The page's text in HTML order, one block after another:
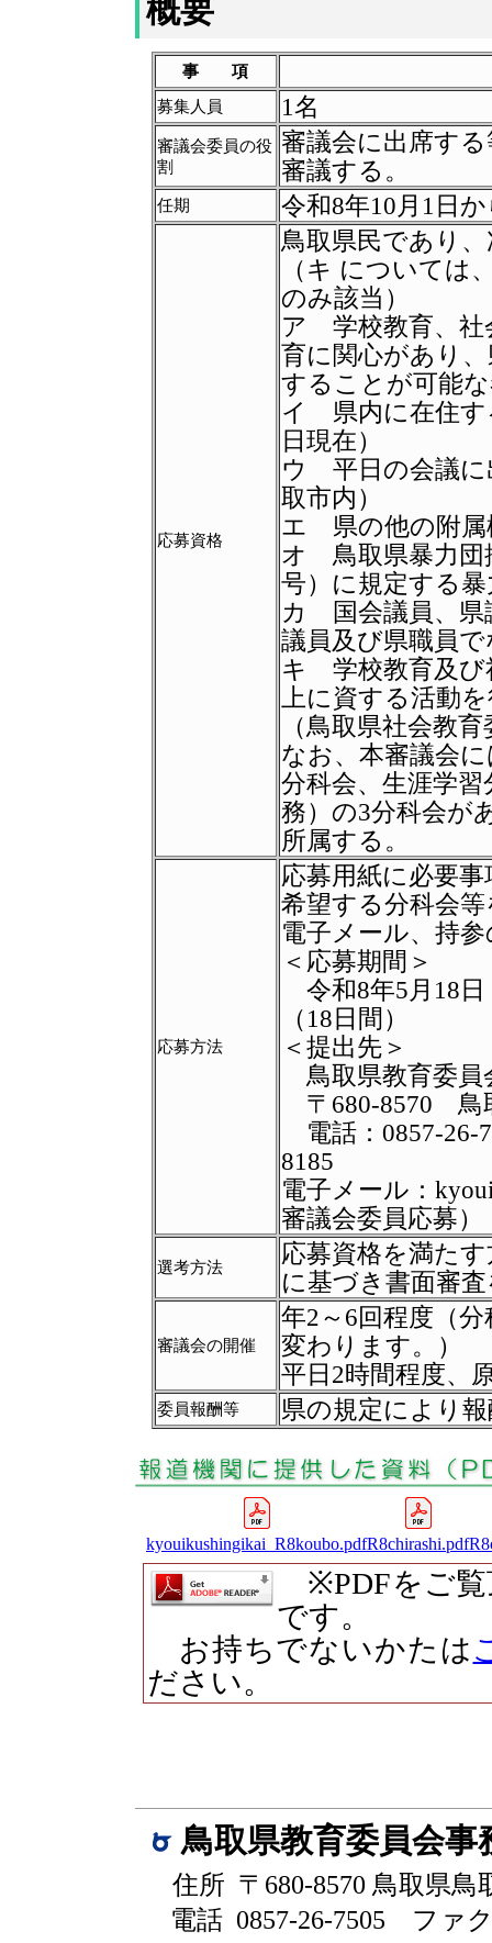
概要
事 項
募集人員
1名
審議会委員の役
割
審議会に出席す
審議する。
任期 令和8年10月 1 日
応募資格
鳥取県民であり
（キ については
のみ該当）
ア 学校教育、社
育に関心があり
することが可能
イ 県内に在住す
日現在）
ウ 平日の会議に
取市内）
エ 県の他の附属
オ 鳥取県暴力団
号）に規定する
カ 国会議員、県
議員及び県職員
キ 学校教育及び
上に資する活動
（鳥取県社会教
なお、本審議会
分科会、生涯学
務）の3分科会が
所属する。
応募方法
応募用紙に必要
希望する分科会
電子メール、持
＜応募期間＞
令和8年5月 18
（18日間）
＜提出先＞
鳥取県教育委員
〒 680-8570 鳥
電話： 0857-26-
8185
電子メール：
審議会委員応募）
選考方法
応募資格を満た
に基づき書面審
審議会の開催
年2～ 6回程度（
変わります。）
平日2時間程度、
委員報酬等 県の規定により
kyouikushingikai_R8koubo.pdfR8chirashi.pdf
※PDFをご覧
です。
お持ちでないかたは
ださい。
鳥取県教育委員会事
住所 〒680-8570 鳥取県鳥
電話 0857-26-7505
ファ